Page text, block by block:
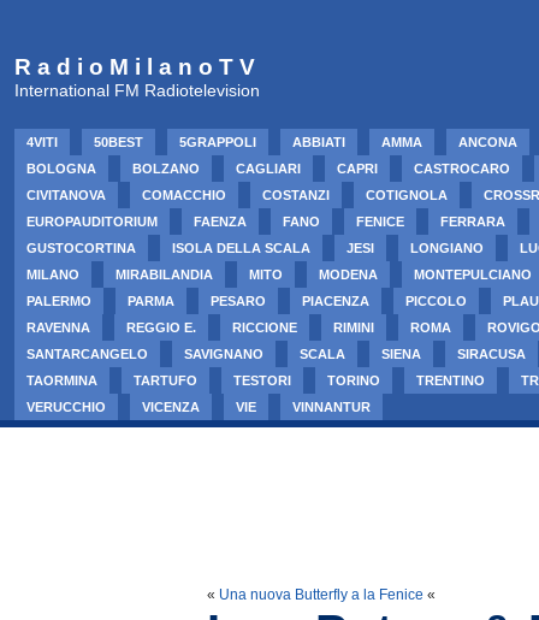
R a d i o M i l a n o T V
International FM Radiotelevision
4VITI 50BEST 5GRAPPOLI ABBIATI AMMA
ANCONA
BOLOGNA
BOLZANO CAGLIARI CAPRI
CASTROCARO
CIVITANOVA
COMACCHIO COSTANZI COTIGNOLA
EUROPAUDITORIUM
FAENZA FANO FENICE
FERRARA
GUSTOCORTINA
ISOLA DELLA SCALA JESI LONGIANO
MILANO
MIRABILANDIA MITO MODENA
MONTEPULCIANO
PALERMO
PARMA PESARO PIACENZA PICCOLO
RAVENNA
REGGIO E. RICCIONE RIMINI ROMA
SANTARCANGELO
SAVIGNANO SCALA SIENA
SIRACUSA
TAORMINA
TARTUFO TESTORI TORINO TRENTINO
VERUCCHIO
VICENZA VIE VINNANTUR
« Una nuova Butterfly a la Fenice «